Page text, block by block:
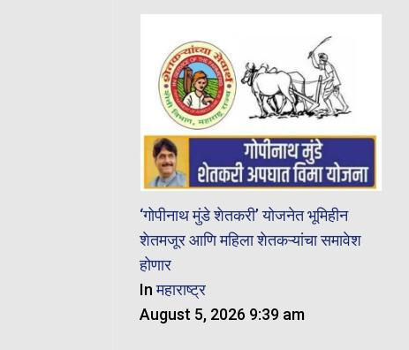
‘गोपीनाथ मुंडे शेतकरी’ योजनेत भूमिहीन
शेतमजूर आणि महिला शेतकऱ्यांचा समावेश
होणार
Inमहाराष्ट्र
August 5, 2026 9:39 am